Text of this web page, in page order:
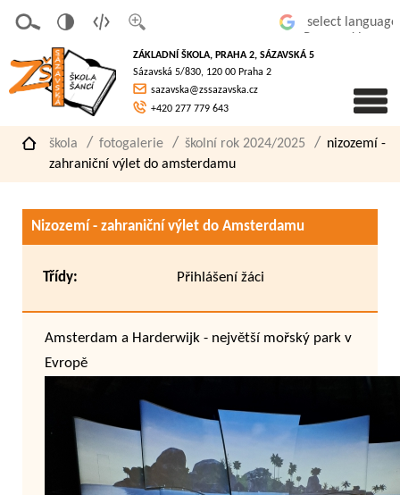
písmo
á
verze
pro
slaboz
raké
ZÁKLADNÍ ŠKOLA, PRAHA 2, SÁZAVSKÁ 5
Sázavská 5/830, 120 00 Praha 2
sazavska@zssazavska.cz
+420 277 779 643
škola fotogalerie školní rok 2024/2025
nizozemí -
zahraniční výlet do amsterdamu
Nizozemí - zahraniční výlet do Amsterdamu
Třídy: Přihlášení žáci
Amsterdam a Harderwijk - největší mořský park v
Evropě